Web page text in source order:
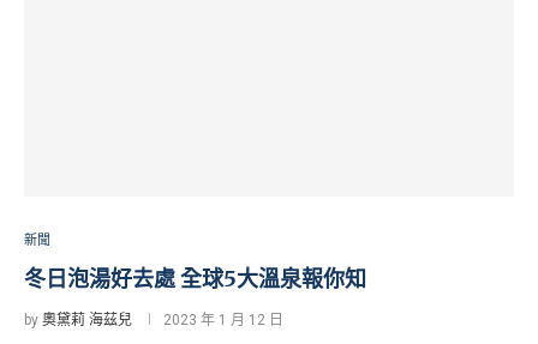
新聞
冬日泡湯好去處 全球5大溫泉報你知
by 奧黛莉 海茲兒 2023 年 1 月 12 日